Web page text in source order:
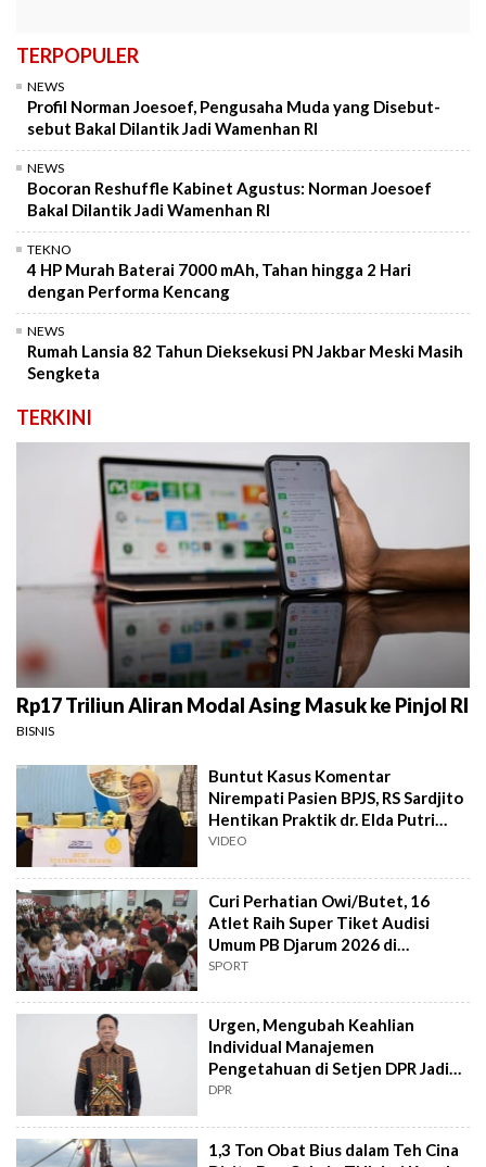
TERPOPULER
NEWS
Profil Norman Joesoef, Pengusaha Muda yang Disebut-
sebut Bakal Dilantik Jadi Wamenhan RI
NEWS
Bocoran Reshuffle Kabinet Agustus: Norman Joesoef
Bakal Dilantik Jadi Wamenhan RI
TEKNO
4 HP Murah Baterai 7000 mAh, Tahan hingga 2 Hari
dengan Performa Kencang
NEWS
Rumah Lansia 82 Tahun Dieksekusi PN Jakbar Meski Masih
Sengketa
TERKINI
Rp17 Triliun Aliran Modal Asing Masuk ke Pinjol RI
BISNIS
Buntut Kasus Komentar
Nirempati Pasien BPJS, RS Sardjito
Hentikan Praktik dr. Elda Putri
Rahard
VIDEO
Curi Perhatian Owi/Butet, 16
Atlet Raih Super Tiket Audisi
Umum PB Djarum 2026 di
Makassar
SPORT
Urgen, Mengubah Keahlian
Individual Manajemen
Pengetahuan di Setjen DPR Jadi
Kekuatan Institusional
DPR
1,3 Ton Obat Bius dalam Teh Cina